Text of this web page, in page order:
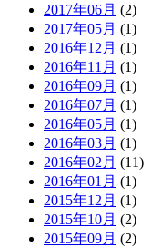
2017年06月 (2)
2017年05月 (1)
2016年12月 (1)
2016年11月 (1)
2016年09月 (1)
2016年07月 (1)
2016年05月 (1)
2016年03月 (1)
2016年02月 (11)
2016年01月 (1)
2015年12月 (1)
2015年10月 (2)
2015年09月 (2)